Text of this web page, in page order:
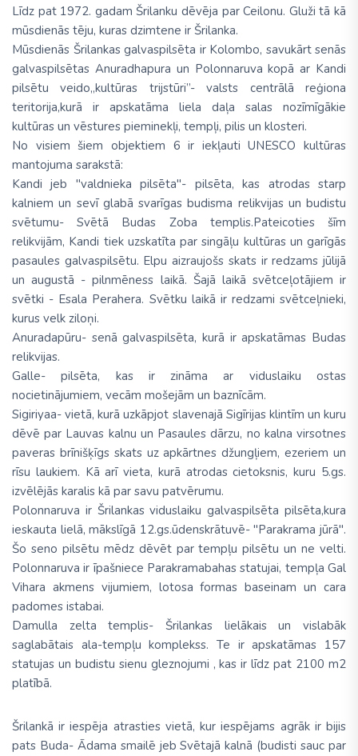
Līdz pat 1972. gadam Šrilanku dēvēja par Ceilonu. Gluži tā kā
mūsdienās tēju, kuras dzimtene ir Šrilanka.
Mūsdienās Šrilankas galvaspilsēta ir Kolombo, savukārt senās
galvaspilsētas Anuradhapura un Polonnaruva kopā ar Kandi
pilsētu veido„kultūras trijstūri”- valsts centrālā reģiona
teritorija,kurā ir apskatāma liela daļa salas nozīmīgākie
kultūras un vēstures pieminekļi, tempļi, pilis un klosteri.
No visiem šiem objektiem 6 ir iekļauti UNESCO kultūras
mantojuma sarakstā:
Kandi jeb ''valdnieka pilsēta''- pilsēta, kas atrodas starp
kalniem un sevī glabā svarīgas budisma relikvijas un budistu
svētumu- Svētā Budas Zoba templis.Pateicoties šīm
relikvijām, Kandi tiek uzskatīta par singāļu kultūras un garīgās
pasaules galvaspilsētu. Elpu aizraujošs skats ir redzams jūlijā
un augustā - pilnmēness laikā. Šajā laikā svētceļotājiem ir
svētki - Esala Perahera. Svētku laikā ir redzami svētceļnieki,
kurus velk ziloņi.
Anuradapūru- senā galvaspilsēta, kurā ir apskatāmas Budas
relikvijas.
Galle- pilsēta, kas ir zināma ar viduslaiku ostas
nocietinājumiem, vecām mošejām un baznīcām.
Sigiriyaa- vietā, kurā uzkāpjot slavenajā Sigīrijas klintīm un kuru
dēvē par Lauvas kalnu un Pasaules dārzu, no kalna virsotnes
paveras brīnišķīgs skats uz apkārtnes džungļiem, ezeriem un
rīsu laukiem. Kā arī vieta, kurā atrodas cietoksnis, kuru 5.gs.
izvēlējās karalis kā par savu patvērumu.
Polonnaruva ir Šrilankas viduslaiku galvaspilsēta pilsēta,kura
ieskauta lielā, mākslīgā 12.gs.ūdenskrātuvē- ''Parakrama jūrā''.
Šo seno pilsētu mēdz dēvēt par tempļu pilsētu un ne velti.
Polonnaruva ir īpašniece Parakramabahas statujai, tempļa Gal
Vihara akmens vijumiem, lotosa formas baseinam un cara
padomes istabai.
Damulla zelta templis- Šrilankas lielākais un vislabāk
saglabātais ala-tempļu komplekss. Te ir apskatāmas 157
statujas un budistu sienu gleznojumi , kas ir līdz pat 2100 m2
platībā.
Šrilankā ir iespēja atrasties vietā, kur iespējams agrāk ir bijis
pats Buda- Ādama smailē jeb Svētajā kalnā (budisti sauc par